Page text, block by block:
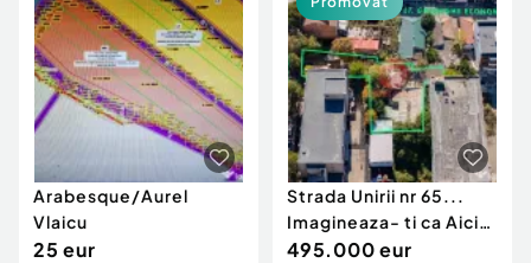
Arabesque/Aurel
Vlaicu
25 eur
Strada Unirii nr 65...
Imagineaza- ti ca Aici
Poate fi Teren
495.000 eur